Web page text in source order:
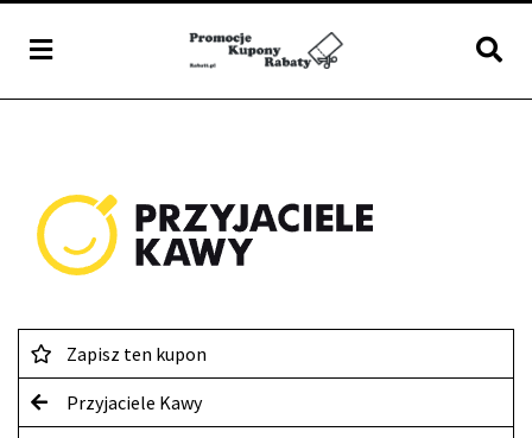
Zapisz ten kupon
Przyjaciele Kawy